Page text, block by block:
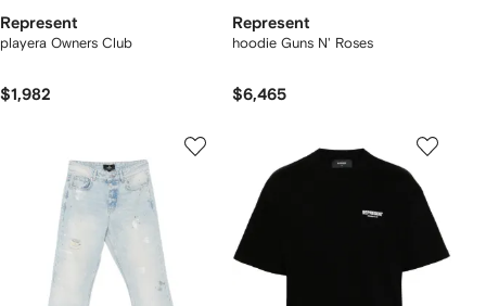
Represent
playera Owners Club
$1,982
Represent
hoodie Guns N' Roses
$6,465